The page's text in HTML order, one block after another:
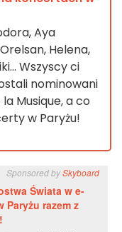
Aya
Helena,
Wszyscy ci
nominowani
Musique, a co
w Paryżu!